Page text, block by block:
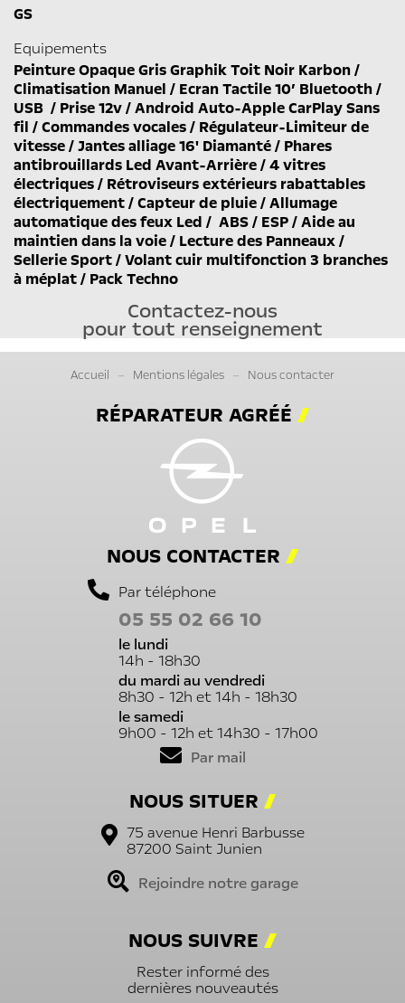
GS
Equipements
Peinture Opaque Gris Graphik Toit Noir Karbon /
Climatisation Manuel / Ecran Tactile 10’ Bluetooth /
USB / Prise 12v / Android Auto-Apple CarPlay Sans
fil / Commandes vocales / Régulateur-Limiteur de
vitesse / Jantes alliage 16' Diamanté / Phares
antibrouillards Led Avant-Arrière / 4 vitres
électriques / Rétroviseurs extérieurs rabattables
électriquement / Capteur de pluie / Allumage
automatique des feux Led / ABS / ESP / Aide au
maintien dans la voie / Lecture des Panneaux /
Sellerie Sport / Volant cuir multifonction 3 branches
à méplat / Pack Techno
Contactez-nous
pour tout renseignement
Accueil Mentions légales Nous contacter
RÉPARATEUR AGRÉÉ
NOUS CONTACTER
Par téléphone
05 55 02 66 10
le lundi
14h - 18h30
du mardi au vendredi
8h30 - 12h et 14h - 18h30
le samedi
9h00 - 12h et 14h30 - 17h00
Par mail
NOUS SITUER
75 avenue Henri Barbusse
87200 Saint Junien
Rejoindre notre garage
NOUS SUIVRE
Rester informé des
dernières nouveautés